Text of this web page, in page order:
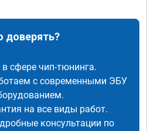
сфере чип-тюнинга.
с современными ЭБУ
на все виды работ.
консультации по